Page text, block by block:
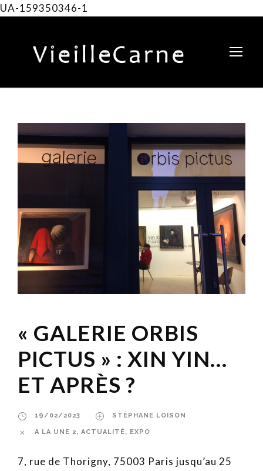
UA-159350346-1
« GALERIE ORBIS
PICTUS » : XIN YIN…
ET APRÈS ?
19/02/2023 STÉPHANE LOISON
A LA UNE 2, ACTUALITÉ, EXPO
7, rue de Thorigny, 75003 Paris jusqu’au 25